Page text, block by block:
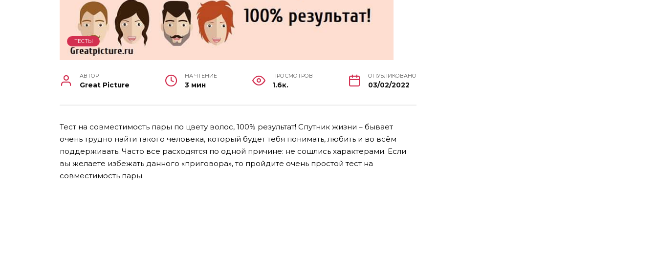
ТЕСТЫ
АВТОР
Great Picture
НА ЧТЕНИЕ
3 мин
ПРОСМОТРОВ
1.6к.
ОПУБЛИКОВАНО
03/02/2022
Тест на совместимость пары по цвету волос, 100% результат! Спутник жизни – бывает
очень трудно найти такого человека, который будет тебя понимать, любить и во всём
поддерживать. Часто все расходятся по одной причине: не сошлись характерами. Если
вы желаете избежать данного «приговора», то пройдите очень простой тест на
совместимость пары.